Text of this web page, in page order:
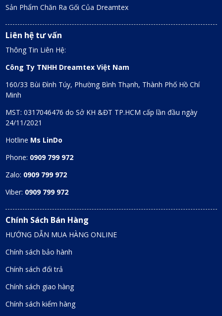
Sản Phẩm Chăn Ra Gối Của Dreamtex
Liên hệ tư vấn
Thông Tin Liên Hệ:
Công Ty TNHH Dreamtex Việt Nam
160/33 Bùi Đình Túy, Phường Bình Thạnh, Thành Phố Hồ Chí
Minh
MST: 0317046476 do Sở KH &ĐT TP.HCM cấp lần đầu ngày
24/11/2021
Hotline Ms LinDo
Phone: 0909 799 972
Zalo: 0909 799 972
Viber: 0909 799 972
Chính Sách Bán Hàng
HƯỚNG DẪN MUA HÀNG ONLINE
Chính sách bảo hành
Chính sách đổi trả
Chính sách giao hàng
Chính sách kiểm hàng